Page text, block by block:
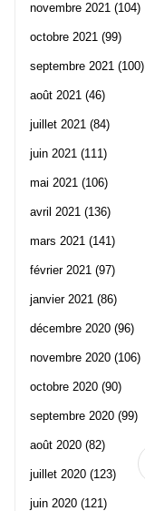
novembre 2021 (104)
octobre 2021 (99)
septembre 2021 (100)
août 2021 (46)
juillet 2021 (84)
juin 2021 (111)
mai 2021 (106)
avril 2021 (136)
mars 2021 (141)
février 2021 (97)
janvier 2021 (86)
décembre 2020 (96)
novembre 2020 (106)
octobre 2020 (90)
septembre 2020 (99)
août 2020 (82)
juillet 2020 (123)
juin 2020 (121)